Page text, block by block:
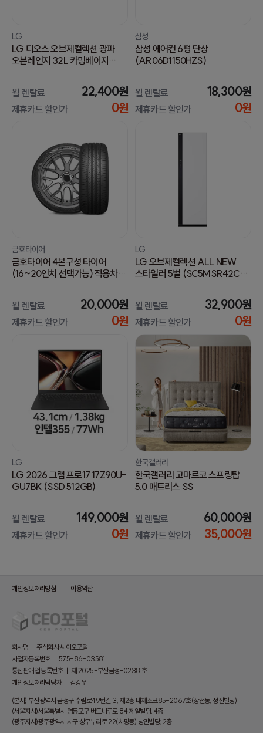
LG
LG 디오스 오브제컬렉션 광파
오븐레인지 32L 카밍베이지
(MLJ32ERS) 12개월 방문관리
월 렌탈료 22,400원
제휴카드 할인가 0원
삼성
삼성 에어컨 6평 단상
(AR06D1150HZS)
월 렌탈료 18,300원
제휴카드 할인가 0원
금호타이어
금호타이어 4본구성 타이어
(16~20인치 선택가능) 적용차량
월 렌탈료 20,000원
제휴카드 할인가 0원
LG
LG 오브제컬렉션 ALL NEW
스타일러 5벌 (SC5MSR42CS)
월 렌탈료
32,900원
제휴카드 할인가 0원
LG
LG 2026 그램 프로17 17Z90U-
GU7BK (SSD 512GB)
월 렌탈료 149,000원
제휴카드 할인가 0원
한국갤러리
한국갤러리 고마르코 스프링탑
5.0 매트리스 SS
월 렌탈료 60,000원
제휴카드 할인가 35,000원
개인정보처리방침 이용약관
회사명 ㅣ 주식회사 씨이오포털
사업자등록번호 ㅣ 575-86-03581
통신판매업 등록번호 ㅣ 제 2025-부산금정-0238 호
개인정보처리담당자 ㅣ 김강우
(본사) 부산광역시 금정구 수림로49번길 3, 제2층 내제조표85-2067호(장전동, 성진빌딩)
(서울지사)서울특별시 영등포구 버드나루로 84 제일빌딩, 4층
(광주지사)광주광역시 서구 상무누리로 22(치평동) 낭만별당, 2층